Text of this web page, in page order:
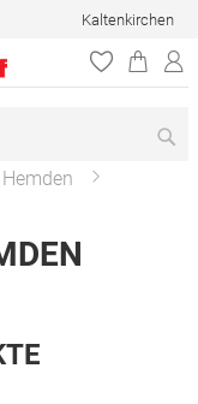
Kaltenkirchen
Hemden